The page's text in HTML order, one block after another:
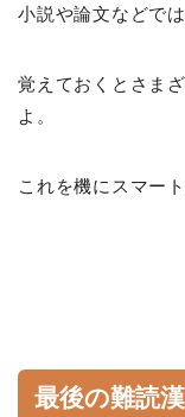
小説や論文などで
覚えておくとさま
よ。
これを機にスマー
最後の難読